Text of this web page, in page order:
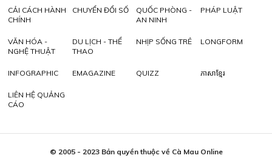
CẢI CÁCH HÀNH
CHÍNH
CHUYỂN ĐỔI SỐ
QUỐC PHÒNG -
AN NINH
PHÁP LUẬT
VĂN HÓA -
NGHỆ THUẬT
DU LỊCH - THỂ
THAO
NHỊP SỐNG TRẺ LONGFORM
INFOGRAPHIC EMAGAZINE QUIZZ ភាសាខ្មែរ
LIÊN HỆ QUẢNG
CÁO
© 2005 - 2023 Bản quyền thuộc về Cà Mau Online